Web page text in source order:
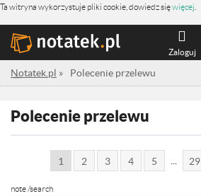
Ta witryna wykorzystuje pliki cookie, dowiedz sięwięcej
Zaloguj
Notatek.pl » Polecenie przelewu
Polecenie przelewu
1 2 3 4 5 29
note /search